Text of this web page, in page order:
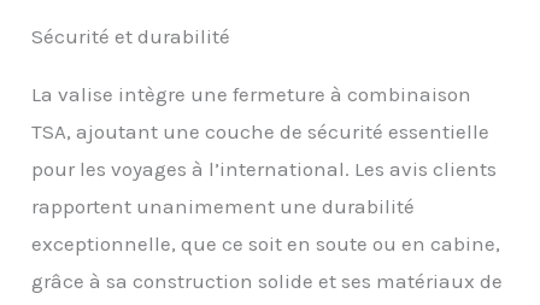
Sécurité et durabilité
La valise intègre une fermeture à combinaison
TSA, ajoutant une couche de sécurité essentielle
pour les voyages à l’international. Les avis clients
rapportent unanimement une durabilité
exceptionnelle, que ce soit en soute ou en cabine,
grâce à sa construction solide et ses matériaux de